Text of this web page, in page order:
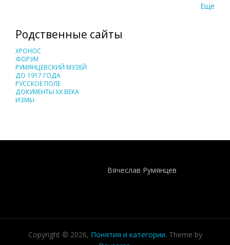
Еще
Родственные сайты
ХРОНОС
ФОРУМ
РУМЯНЦЕВСКИЙ МУЗЕЙ
ДО 1917 ГОДА
РУССКОЕ ПОЛЕ
ДОКУМЕНТЫ XX ВЕКА
ИЗМЫ
Вячеслав Румянцев
Copyright © 2026, Понятия и категории. Theme by